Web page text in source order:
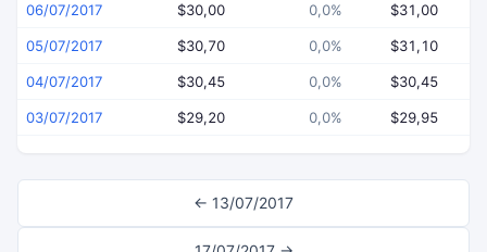
06/07/2017 $30,00 0,0% $31,00
05/07/2017 $30,70 0,0% $31,10
04/07/2017 $30,45 0,0% $30,45
03/07/2017 $29,20 0,0% $29,95
← 13/07/2017